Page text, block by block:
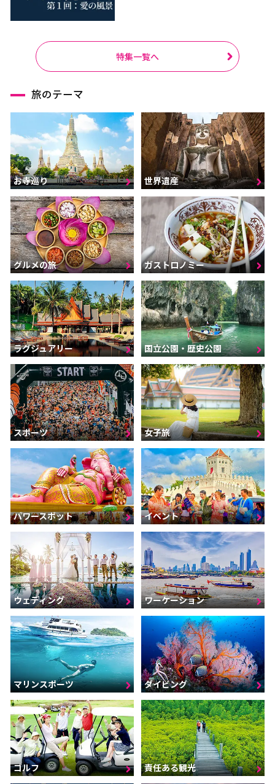
特集一覧へ
旅のテーマ
お寺巡り 世界遺産
グルメの旅 ガストロノミー
ラグジュアリー 国立公園・歴史公園
スポーツ 女子旅
パワースポット イベント
ウェディング ワーケーション
マリンスポーツ ダイビング
ゴルフ 責任ある観光